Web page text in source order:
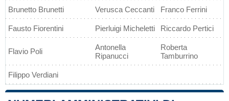
Brunetto Brunetti Verusca Ceccanti Franco Ferrini
Fausto Fiorentini Pierluigi Micheletti Riccardo Pertici
Flavio Poli
Antonella
Ripanucci
Roberta
Tamburrino
Filippo Verdiani